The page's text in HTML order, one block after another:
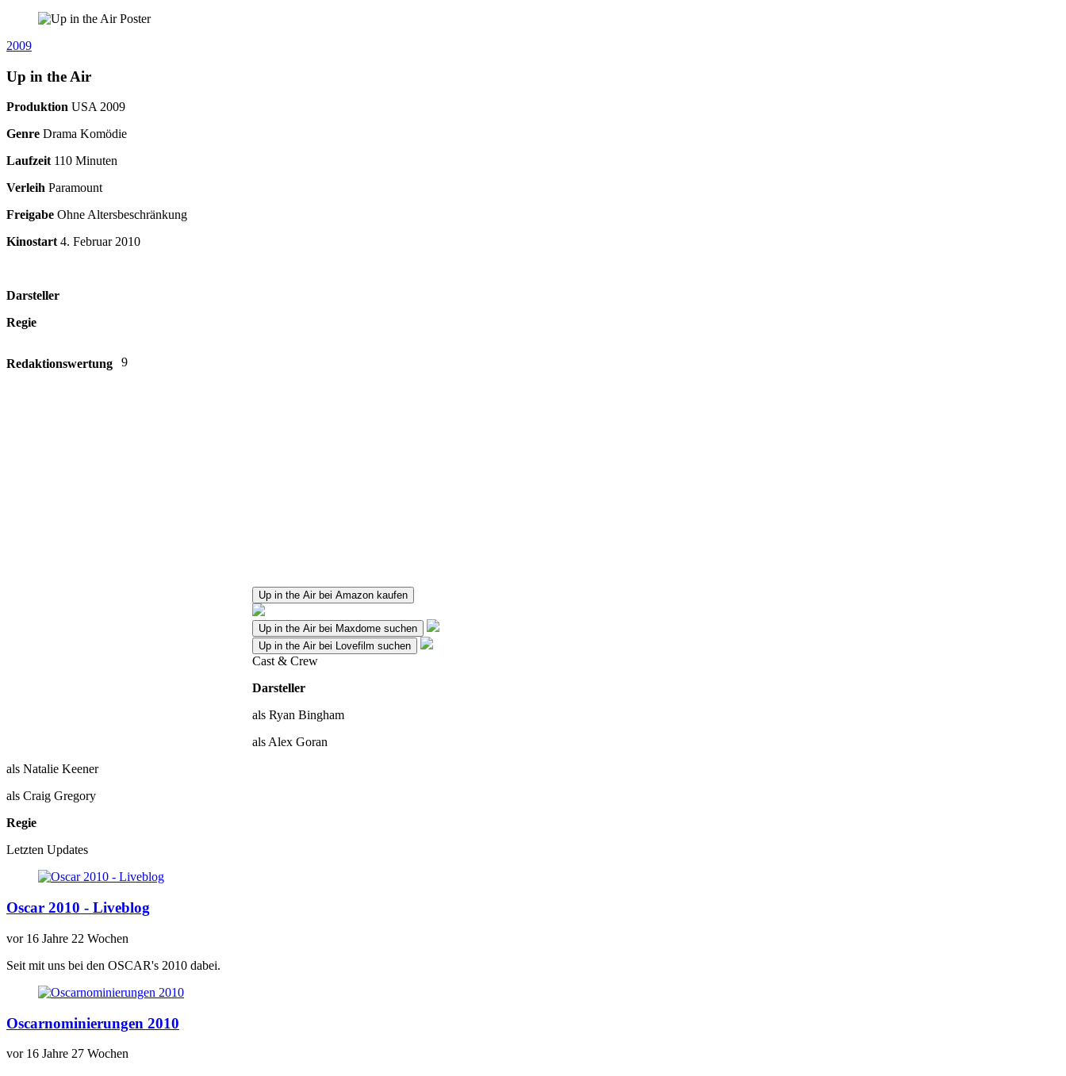
2009
Up in the Air
Produktion USA2009
Genre Drama Komödie
Laufzeit110 Minuten
Verleih Paramount
Freigabe Ohne Altersbeschränkung
Kinostart 4. Februar 2010
Darsteller
Regie
Redaktionswertung 9
Up in the Air bei Amazon kaufen
Up in the Air bei Maxdome suchen
Up in the Air bei Lovefilm suchen
Cast & Crew
Darsteller
als Ryan Bingham
als Alex Goran
als Natalie Keener
als Craig Gregory
Regie
Letzten Updates
Oscar 2010 - Liveblog
vor 16 Jahre 22 Wochen
Seit mit uns bei den OSCAR's 2010 dabei.
Oscarnominierungen 2010
vor 16 Jahre 27 Wochen